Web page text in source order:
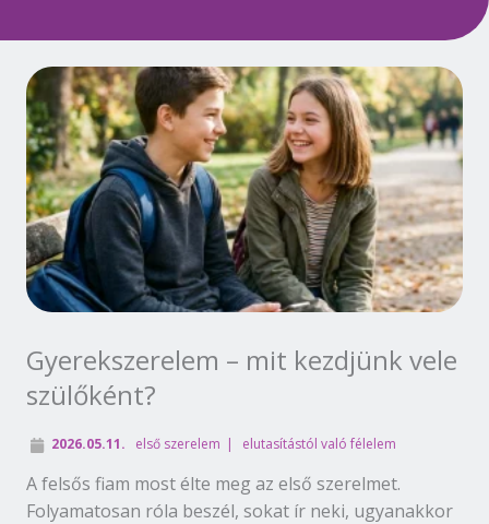
Gyerekszerelem – mit kezdjünk vele
szülőként?
2026.05.11. első szerelem elutasítástól való félelem
A felsős fiam most élte meg az első szerelmet.
Folyamatosan róla beszél, sokat ír neki, ugyanakkor